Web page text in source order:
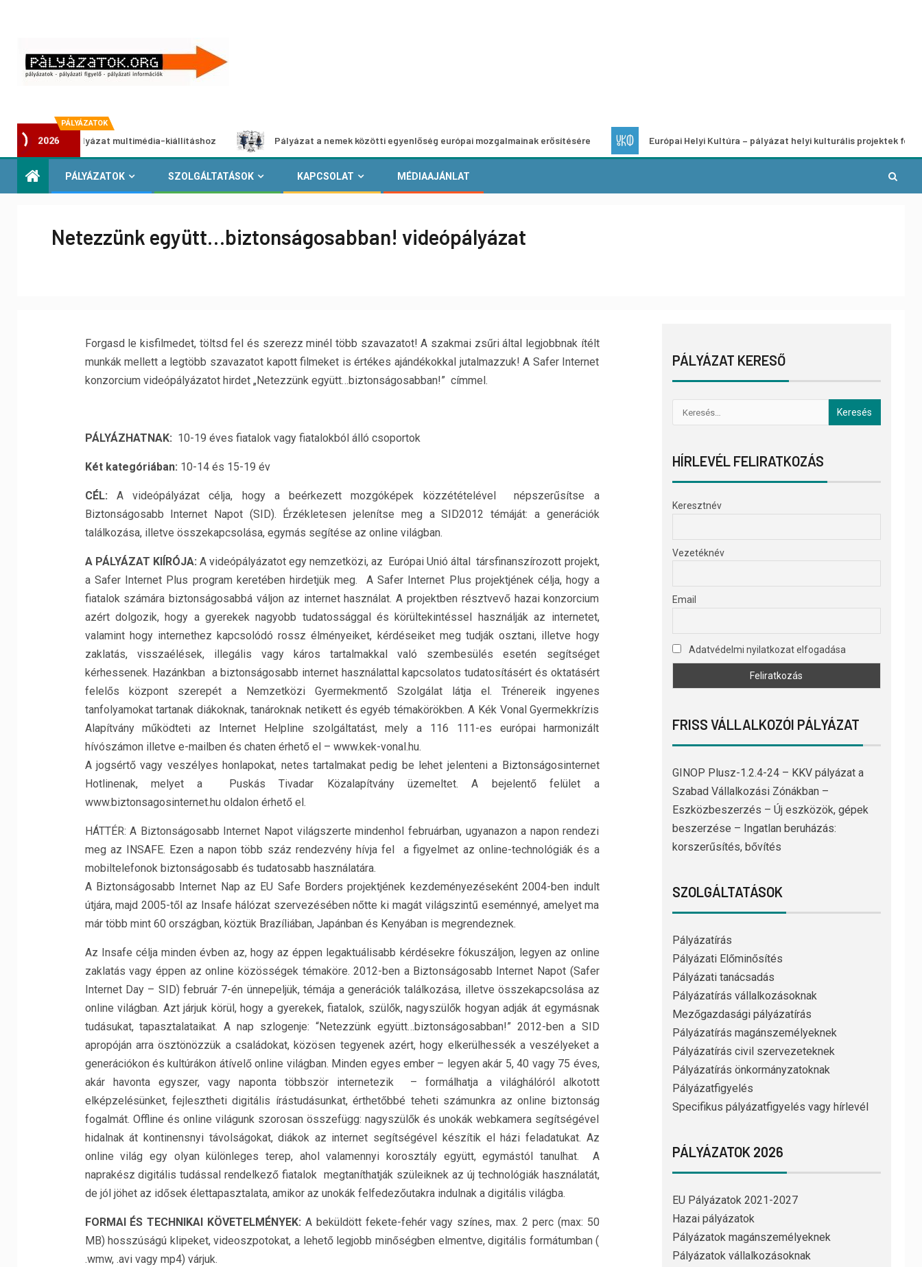
PÁLYÁZATOK
2026
pályázat multimédia-kiállításhoz Pályázat a nemek közötti egyenlőség európai mozgalmainak erősítésére Európai Helyi Kultúra – pályázat helyi kulturális projektek fejlesztésére
PÁLYÁZATOK SZOLGÁLTATÁSOK KAPCSOLAT MÉDIAAJÁNLAT
Netezzünk együtt…biztonságosabban! videópályázat
Forgasd le kisfilmedet, töltsd fel és szerezz minél több szavazatot! A szakmai zsűri által legjobbnak ítélt
munkák mellett a legtöbb szavazatot kapott filmeket is értékes ajándékokkal jutalmazzuk! A Safer Internet
konzorcium videópályázatot hirdet „Netezzünk együtt…biztonságosabban!” címmel.
PÁLYÁZHATNAK: 10-19 éves fiatalok vagy fiatalokból álló csoportok
Két kategóriában: 10-14 és 15-19 év
CÉL: A videópályázat célja, hogy a beérkezett mozgóképek közzétételével népszerűsítse a
Biztonságosabb Internet Napot (SID). Érzékletesen jelenítse meg a SID2012 témáját: a generációk
találkozása, illetve összekapcsolása, egymás segítése az online világban.
A PÁLYÁZAT KIÍRÓJA: A videópályázatot egy nemzetközi, az Európai Unió által társfinanszírozott projekt,
a Safer Internet Plus program keretében hirdetjük meg. A Safer Internet Plus projektjének célja, hogy a
fiatalok számára biztonságosabbá váljon az internet használat. A projektben résztvevő hazai konzorcium
azért dolgozik, hogy a gyerekek nagyobb tudatossággal és körültekintéssel használják az internetet,
valamint hogy internethez kapcsolódó rossz élményeiket, kérdéseiket meg tudják osztani, illetve hogy
zaklatás, visszaélések, illegális vagy káros tartalmakkal való szembesülés esetén segítséget
kérhessenek. Hazánkban a biztonságosabb internet használattal kapcsolatos tudatosításért és oktatásért
felelős központ szerepét a Nemzetközi Gyermekmentő Szolgálat látja el. Trénereik ingyenes
tanfolyamokat tartanak diákoknak, tanároknak netikett és egyéb témakörökben. A Kék Vonal Gyermekkrízis
Alapítvány működteti az Internet Helpline szolgáltatást, mely a 116 111-es európai harmonizált
hívószámon illetve e-mailben és chaten érhető el – www.kek-vonal.hu.
A jogsértő vagy veszélyes honlapokat, netes tartalmakat pedig be lehet jelenteni a Biztonságosinternet
Hotlinenak, melyet a Puskás Tivadar Közalapítvány üzemeltet. A bejelentő felület a
www.biztonsagosinternet.hu oldalon érhető el.
HÁTTÉR: A Biztonságosabb Internet Napot világszerte mindenhol februárban, ugyanazon a napon rendezi
meg az INSAFE. Ezen a napon több száz rendezvény hívja fel a figyelmet az online-technológiák és a
mobiltelefonok biztonságosabb és tudatosabb használatára.
A Biztonságosabb Internet Nap az EU Safe Borders projektjének kezdeményezéseként 2004-ben indult
útjára, majd 2005-től az Insafe hálózat szervezésében nőtte ki magát világszintű eseménnyé, amelyet ma
már több mint 60 országban, köztük Brazíliában, Japánban és Kenyában is megrendeznek.
Az Insafe célja minden évben az, hogy az éppen legaktuálisabb kérdésekre fókuszáljon, legyen az online
zaklatás vagy éppen az online közösségek témaköre. 2012-ben a Biztonságosabb Internet Napot (Safer
Internet Day – SID) február 7-én ünnepeljük, témája a generációk találkozása, illetve összekapcsolása az
online világban. Azt járjuk körül, hogy a gyerekek, fiatalok, szülők, nagyszülők hogyan adják át egymásnak
tudásukat, tapasztalataikat. A nap szlogenje: “Netezzünk együtt…biztonságosabban!” 2012-ben a SID
apropóján arra ösztönözzük a családokat, közösen tegyenek azért, hogy elkerülhessék a veszélyeket a
generációkon és kultúrákon átívelő online világban. Minden egyes ember – legyen akár 5, 40 vagy 75 éves,
akár havonta egyszer, vagy naponta többször internetezik – formálhatja a világhálóról alkotott
elképzelésünket, fejlesztheti digitális írástudásunkat, érthetőbbé teheti számunkra az online biztonság
fogalmát. Offline és online világunk szorosan összefügg: nagyszülők és unokák webkamera segítségével
hidalnak át kontinensnyi távolságokat, diákok az internet segítségével készítik el házi feladatukat. Az
online világ egy olyan különleges terep, ahol valamennyi korosztály együtt, egymástól tanulhat. A
naprakész digitális tudással rendelkező fiatalok megtaníthatják szüleiknek az új technológiák használatát,
de jól jöhet az idősek élettapasztalata, amikor az unokák felfedezőutakra indulnak a digitális világba.
FORMAI ÉS TECHNIKAI KÖVETELMÉNYEK: A beküldött fekete-fehér vagy színes, max. 2 perc (max: 50
MB) hosszúságú klipeket, videoszpotokat, a lehető legjobb minőségben elmentve, digitális formátumban (
.wmw, .avi vagy mp4) várjuk.
PÁLYÁZAT KERESŐ
HÍRLEVÉL FELIRATKOZÁS
Keresztnév
Vezetéknév
Email
Adatvédelmi nyilatkozat elfogadása
FRISS VÁLLALKOZÓI PÁLYÁZAT
GINOP Plusz-1.2.4-24 – KKV pályázat a
Szabad Vállalkozási Zónákban –
Eszközbeszerzés – Új eszközök, gépek
beszerzése – Ingatlan beruházás:
korszerűsítés, bővítés
SZOLGÁLTATÁSOK
Pályázatírás
Pályázati Előminősítés
Pályázati tanácsadás
Pályázatírás vállalkozásoknak
Mezőgazdasági pályázatírás
Pályázatírás magánszemélyeknek
Pályázatírás civil szervezeteknek
Pályázatírás önkormányzatoknak
Pályázatfigyelés
Specifikus pályázatfigyelés vagy hírlevél
PÁLYÁZATOK 2026
EU Pályázatok 2021-2027
Hazai pályázatok
Pályázatok magánszemélyeknek
Pályázatok vállalkozásoknak